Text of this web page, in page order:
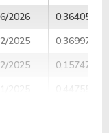
2026
0,36405700
2025
0,36997700
2025
0,15747499